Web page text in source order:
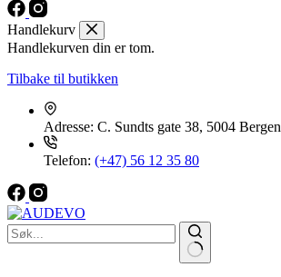
Handlekurv
Handlekurven din er tom.
Tilbake til butikken
Adresse: C. Sundts gate 38, 5004 Bergen
Telefon: (+47) 56 12 35 80